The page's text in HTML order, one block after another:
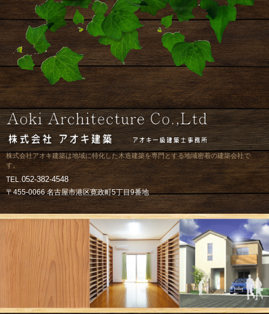
株式会社アオキ建築は地域に特化した木造建築を専門とする地域密着の建築会社で
す。
TEL.052-382-4548
〒455-0066 名古屋市港区寛政町5丁目9番地